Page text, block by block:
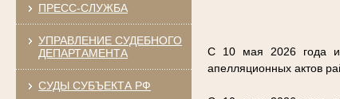
ПРЕСС-СЛУЖБА
УПРАВЛЕНИЕ СУДЕБНОГО
ДЕПАРТАМЕНТА
СУДЫ СУБЪЕКТА РФ
С 10 мая 2026 года
апелляционных актов